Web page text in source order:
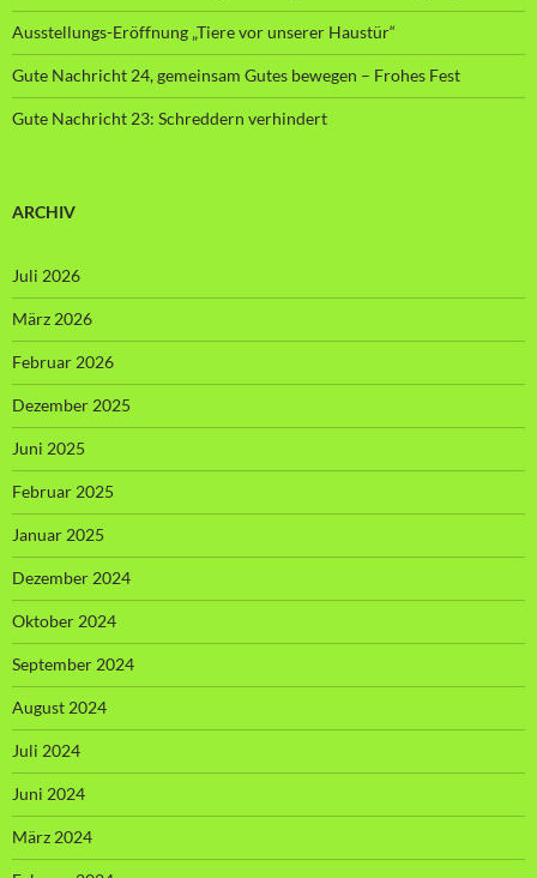
Ausstellungs-Eröffnung „Tiere vor unserer Haustür“
Gute Nachricht 24, gemeinsam Gutes bewegen – Frohes Fest
Gute Nachricht 23: Schreddern verhindert
ARCHIV
Juli 2026
März 2026
Februar 2026
Dezember 2025
Juni 2025
Februar 2025
Januar 2025
Dezember 2024
Oktober 2024
September 2024
August 2024
Juli 2024
Juni 2024
März 2024